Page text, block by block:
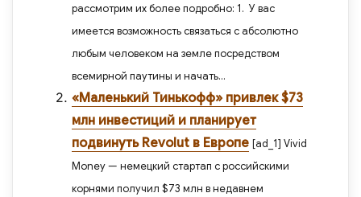
рассмотрим их более подробно: 1. У вас
имеется возможность связаться с абсолютно
любым человеком на земле посредством
всемирной паутины и начать...
«Маленький Тинькофф» привлек $73
млн инвестиций и планирует
подвинуть Revolut в Европе [ad_1] Vivid
Money — немецкий стартап с российскими
корнями получил $73 млн в недавнем